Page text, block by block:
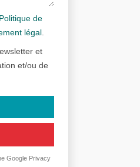
Politique de
légal
et
et/ou de
Google Privacy